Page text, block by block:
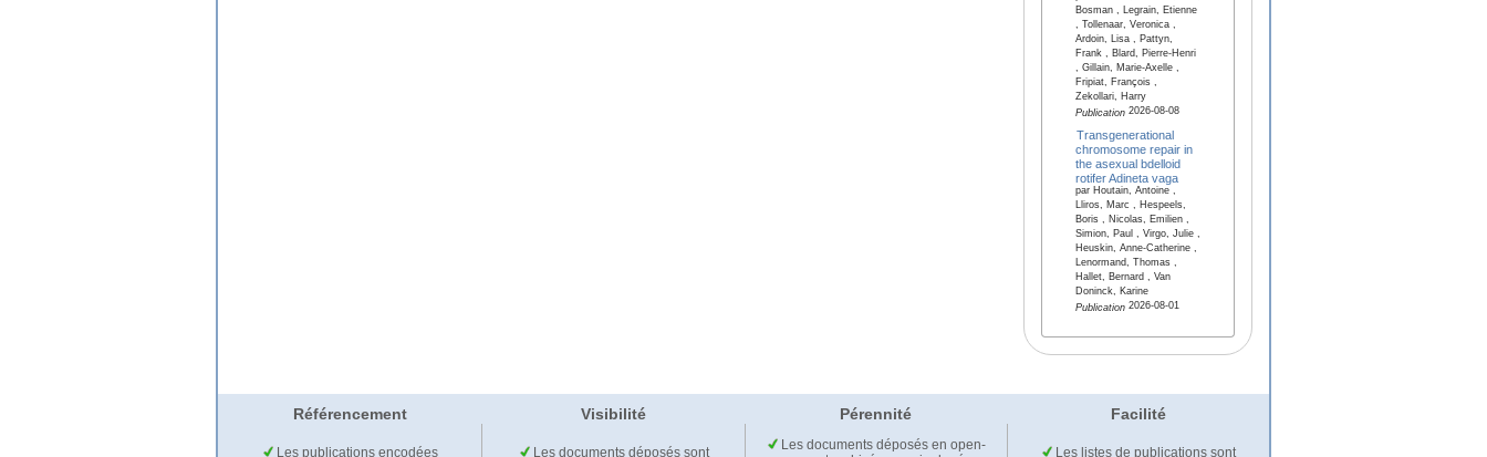
Bosman , Legrain, Etienne
, Tollenaar, Veronica ,
Ardoin, Lisa , Pattyn,
Frank , Blard, Pierre-Henri
, Gillain, Marie-Axelle ,
Fripiat, François ,
Zekollari, Harry
Publication2026-08-08
Transgenerational
chromosome repair in
the asexual bdelloid
rotifer Adineta vaga
par Houtain, Antoine ,
Lliros, Marc , Hespeels,
Boris , Nicolas, Emilien ,
Simion, Paul , Virgo, Julie ,
Heuskin, Anne-Catherine ,
Lenormand, Thomas ,
Hallet, Bernard , Van
Doninck, Karine
Publication2026-08-01
Référencement Visibilité Pérennité Facilité
Les publications encodées Les documents déposés sont
Les documents déposés en open-
Les listes de publications sont